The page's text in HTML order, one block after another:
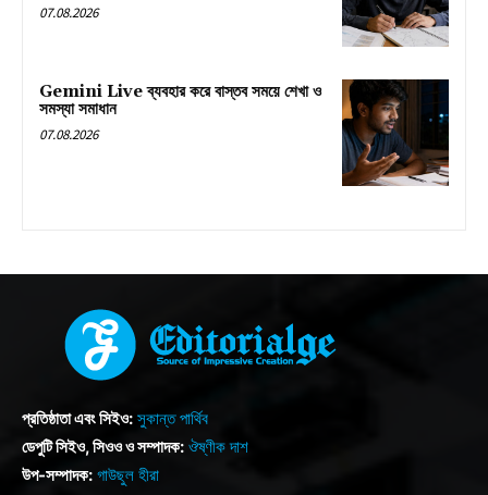
07.08.2026
Gemini Live ব্যবহার করে বাস্তব সময়ে শেখা ও
সমস্যা সমাধান
07.08.2026
প্রতিষ্ঠাতা এবং সিইও: সুকান্ত পার্থিব
ডেপুটি সিইও, সিওও ও সম্পাদক: ঔষ্ণীক দাশ
উপ-সম্পাদক: গাউছুল হীরা